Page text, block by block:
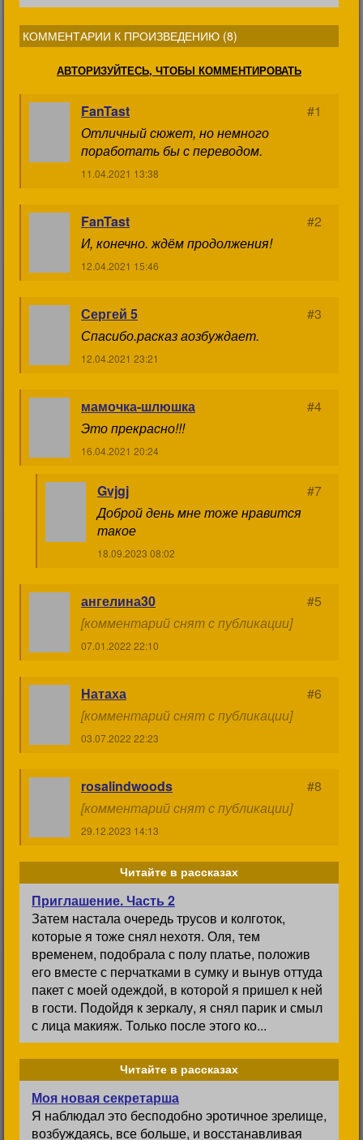
КОММЕНТАРИИ К ПРОИЗВЕДЕНИЮ (8)
АВТОРИЗУЙТЕСЬ, ЧТОБЫ КОММЕНТИРОВАТЬ
FanTast
#1
Отличный сюжет, но немного
поработать бы с переводом.
11.04.2021 13:38
FanTast
#2
И, конечно. ждём продолжения!
12.04.2021 15:46
Сергей 5
#3
Спасибо.расказ аозбуждает.
12.04.2021 23:21
мамочка-шлюшка
#4
Это прекрасно!!!
16.04.2021 20:24
Gvjgj
#7
Доброй день мне тоже нравится
такое
18.09.2023 08:02
ангелина30
#5
[комментарий снят с публикации]
07.01.2022 22:10
Натаха
#6
[комментарий снят с публикации]
03.07.2022 22:23
rosalindwoods
#8
[комментарий снят с публикации]
29.12.2023 14:13
Читайте в рассказах
Приглашение. Часть 2
Затем настала очередь трусов и колготок,
которые я тоже снял нехотя. Оля, тем
временем, подобрала с полу платье, положив
его вместе с перчатками в сумку и вынув оттуда
пакет с моей одеждой, в которой я пришел к ней
в гости. Подойдя к зеркалу, я снял парик и смыл
с лица макияж. Только после этого ко...
Читайте в рассказах
Моя новая секретарша
Я наблюдал это бесподобно эротичное зрелище,
возбуждаясь, все больше, и восстанавливая